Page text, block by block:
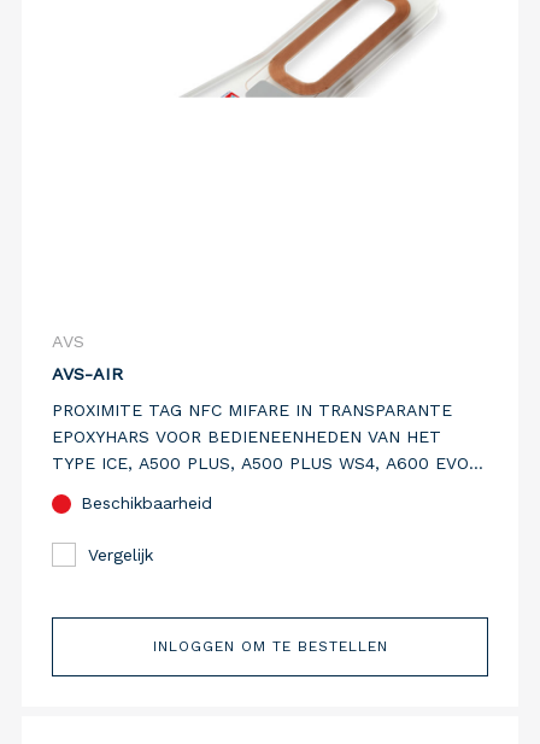
AVS
AVS-AIR
PROXIMITE TAG NFC MIFARE IN TRANSPARANTE
EPOXYHARS VOOR BEDIENEENHEDEN VAN HET
TYPE ICE, A500 PLUS, A500 PLUS WS4, A600 EVO
Beschikbaarheid
Vergelijk
INLOGGEN OM TE BESTELLEN